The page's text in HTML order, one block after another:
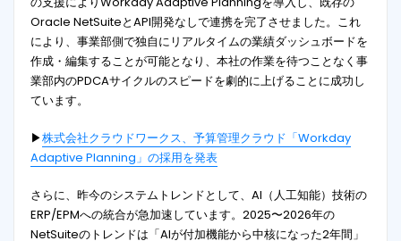
Oracle NetSuiteとAPI開発なしで連携を完了させました。これ
により、事業部側で独自にリアルタイムの業績ダッシュボードを
作成・編集することが可能となり、本社の作業を待つことなく事
業部内のPDCAサイクルのスピードを劇的に上げることに成功し
ています。
▶株式会社クラウドワークス、予算管理クラウド「Workday
Adaptive Planning」の採用を発表
さらに、昨今のシステムトレンドとして、AI（人工知能）技術の
ERP/EPMへの統合が急加速しています。2025〜2026年の
NetSuiteのトレンドは「AIが付加機能から中核になった2年間」